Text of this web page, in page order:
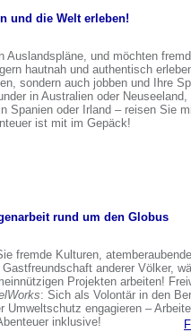
und die Welt erleben!
Auslandspläne, und möchten
hautnah und authentisch
sondern auch jobben und Ihre
in Australien oder
Spanien oder Irland – reisen Sie
ist mit im Gepäck!
rund um den Globus
fremde Kulturen,
Gastfreundschaft anderer Völker,
Projekten arbeiten!
: Sich als Volontär in den
Umweltschutz engagieren –
inklusive!